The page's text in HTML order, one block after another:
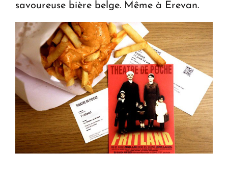
savoureuse bière belge. Même à Erevan.